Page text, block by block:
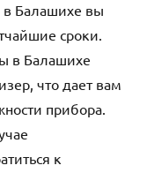
в Балашихе вы
сроки.
в Балашихе
что дает вам
прибора.
к